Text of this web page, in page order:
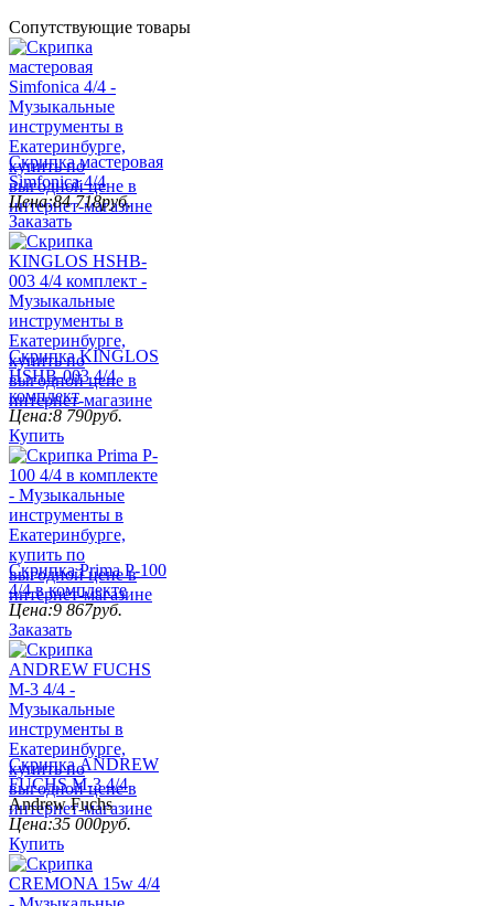
Сопутствующие товары
Скрипка мастеровая
Simfonica 4/4
Цена:84 718руб.
Заказать
Скрипка KINGLOS
HSHB-003 4/4
комплект
Цена:8 790руб.
Купить
Скрипка Prima P-100
4/4 в комплекте
Цена:9 867руб.
Заказать
Скрипка ANDREW
FUCHS M-3 4/4
Andrew Fuchs
Цена:35 000руб.
Купить